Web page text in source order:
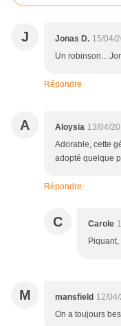
J Jonas D. 15/04/
Un robinson...
Répondre
A Aloysia 13/04/
Adorable, cette
adopté quelque
Répondre
C Carole
M mansfield 12/
On a toujours